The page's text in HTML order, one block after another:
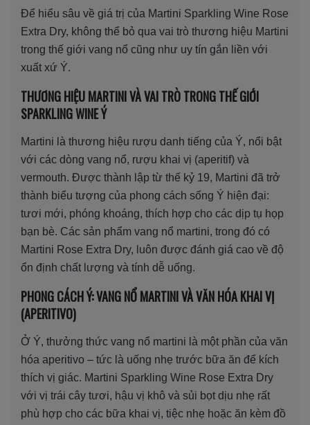
Để hiểu sâu về giá trị của Martini Sparkling Wine Rose
Extra Dry, không thể bỏ qua vai trò thương hiệu Martini
trong thế giới vang nổ cũng như uy tín gắn liền với
xuất xứ Ý.
THƯƠNG HIỆU MARTINI VÀ VAI TRÒ TRONG THẾ GIỚI
SPARKLING WINE Ý
Martini là thương hiệu rượu danh tiếng của Ý, nổi bật
với các dòng vang nổ, rượu khai vị (aperitif) và
vermouth. Được thành lập từ thế kỷ 19, Martini đã trở
thành biểu tượng của phong cách sống Ý hiện đại:
tươi mới, phóng khoáng, thích hợp cho các dịp tụ họp
bạn bè. Các sản phẩm vang nổ martini, trong đó có
Martini Rose Extra Dry, luôn được đánh giá cao về độ
ổn định chất lượng và tính dễ uống.
PHONG CÁCH Ý: VANG NỔ MARTINI VÀ VĂN HÓA KHAI VỊ
(APERITIVO)
Ở Ý, thưởng thức vang nổ martini là một phần của văn
hóa aperitivo – tức là uống nhẹ trước bữa ăn để kích
thích vị giác. Martini Sparkling Wine Rose Extra Dry
với vị trái cây tươi, hậu vị khô và sủi bọt dịu nhẹ rất
phù hợp cho các bữa khai vị, tiệc nhẹ hoặc ăn kèm đồ